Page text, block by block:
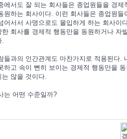
에서도 잘 되는 회사들은 종업원들을 경
원하는 회사이다. 이런 회사들은 종업원
어서서 사명으로도 몰입하게 하는 회사이
한 회사를 경제적 행동만을 동원하거나 자
.
들과의 인간관계도 마찬가지로 적용된다.
하고 속이 뻔히 보이는 경제적 행동만을
는 않을 것이다.
는 어떤 수준일까?